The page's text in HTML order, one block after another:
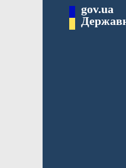
Перейти gov.ua